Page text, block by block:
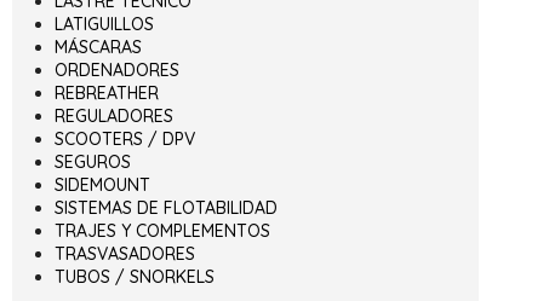
LATIGUILLOS
MÁSCARAS
ORDENADORES
REBREATHER
REGULADORES
SCOOTERS / DPV
SEGUROS
SIDEMOUNT
SISTEMAS DE FLOTABILIDAD
TRAJES Y COMPLEMENTOS
TRASVASADORES
TUBOS / SNORKELS